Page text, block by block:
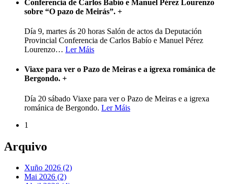
Conferencia de Carlos Babío e Manuel Pérez Lourenzo
sobre “O pazo de Meirás”. +
Día 9, martes ás 20 horas Salón de actos da Deputación
Provincial Conferencia de Carlos Babío e Manuel Pérez
Lourenzo… Ler Máis
Viaxe para ver o Pazo de Meiras e a igrexa románica de
Bergondo. +
Día 20 sábado Viaxe para ver o Pazo de Meiras e a igrexa
románica de Bergondo. Ler Máis
1
Arquivo
Xuño 2026 (2)
Mai 2026 (2)